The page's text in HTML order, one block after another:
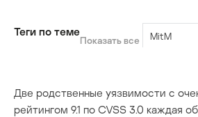
Теги по теме
Показать все MitM
Две родственные уязвимости с
рейтингом 9.1 по CVSS 3.0 каждая